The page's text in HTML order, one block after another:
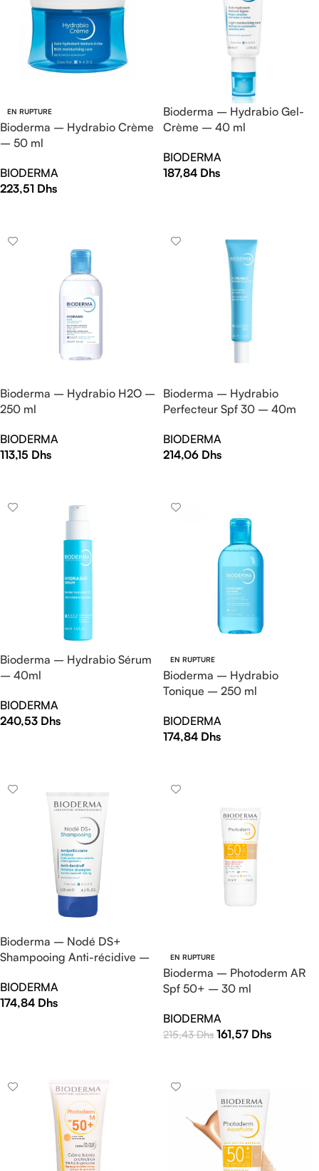
EN RUPTURE
Bioderma – Hydrabio Crème
– 50 ml
BIODERMA
223,51 Dhs
Bioderma – Hydrabio Gel-
Crème – 40 ml
BIODERMA
187,84 Dhs
Bioderma – Hydrabio H2O –
250 ml
BIODERMA
113,15 Dhs
Bioderma – Hydrabio
Perfecteur Spf 30 – 40m
BIODERMA
214,06 Dhs
Bioderma – Hydrabio Sérum
– 40ml
BIODERMA
240,53 Dhs
EN RUPTURE
Bioderma – Hydrabio
Tonique – 250 ml
BIODERMA
174,84 Dhs
Bioderma – Nodé DS+
Shampooing Anti-récidive –
BIODERMA
174,84 Dhs
EN RUPTURE
Bioderma – Photoderm AR
Spf 50+ – 30 ml
BIODERMA
215,43Dhs 161,57 Dhs